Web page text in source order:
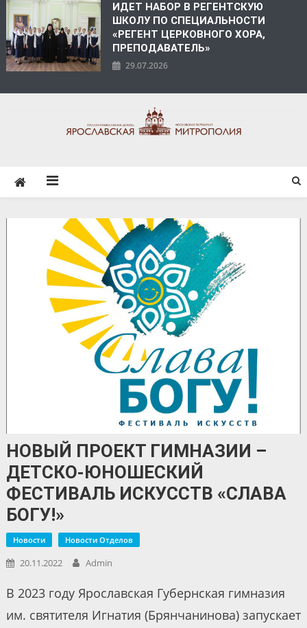
ИДЕТ НАБОР В РЕГЕНТСКУЮ
ШКОЛУ ПО СПЕЦИАЛЬНОСТИ
«РЕГЕНТ ЦЕРКОВНОГО ХОРА,
ПРЕПОДАВАТЕЛЬ»
29.07.2026
НОВЫЙ ПРОЕКТ ГИМНАЗИИ –
ДЕТСКО-ЮНОШЕСКИЙ
ФЕСТИВАЛЬ ИСКУССТВ «СЛАВА
БОГУ!»
Новости Новости Отделов
20.11.2022 Admin
В 2023 году Ярославская Губернская гимназия
им. святителя Игнатия (Брянчанинова) запускает